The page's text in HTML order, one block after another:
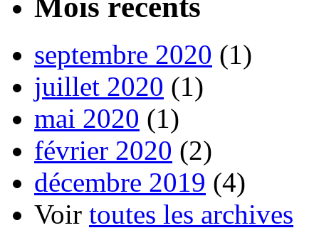
septembre 2020 (1)
juillet 2020 (1)
mai 2020 (1)
février 2020 (2)
décembre 2019 (4)
Voir toutes les archives